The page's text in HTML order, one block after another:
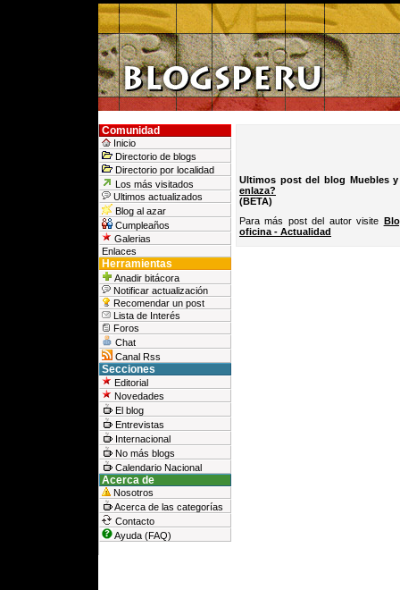
Comunidad
Inicio
Directorio de blogs
Directorio por localidad
Los más visitados
Ultimos actualizados
Blog al azar
Cumpleaños
Galerias
Enlaces
Herramientas
Anadir bitácora
Notificar actualización
Recomendar un post
Lista de Interés
Foros
Chat
Canal Rss
Secciones
Editorial
Novedades
El blog
Entrevistas
Internacional
No más blogs
Calendario Nacional
Acerca de
Nosotros
Acerca de las categorías
Contacto
Ayuda (FAQ)
Ultimos post del blog Muebles
enlaza?
(BETA)
Para más post del autor visite
oficina - Actualidad